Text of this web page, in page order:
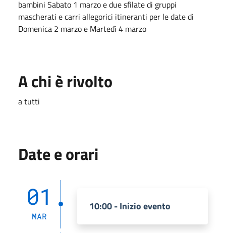
bambini Sabato 1 marzo e due sfilate di gruppi
mascherati e carri allegorici itineranti per le date di
Domenica 2 marzo e Martedì 4 marzo
A chi è rivolto
a tutti
Date e orari
01
MAR
10:00 - Inizio evento